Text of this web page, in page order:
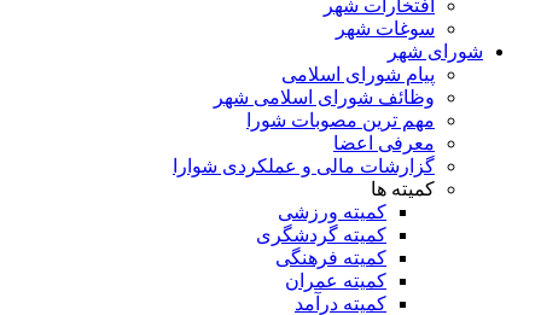
افتخارات شهر
سوغات شهر
شورای شهر
پیام شورای اسلامی
وظائف شورای اسلامی شهر
مهم ترین مصوبات شورا
معرفی اعضا
گزارشات مالی و عملکردی شوارا
کمیته ها
کمیته ورزشی
کمیته گردشگری
کمیته فرهنگی
کمیته عمران
کمیته درآمد